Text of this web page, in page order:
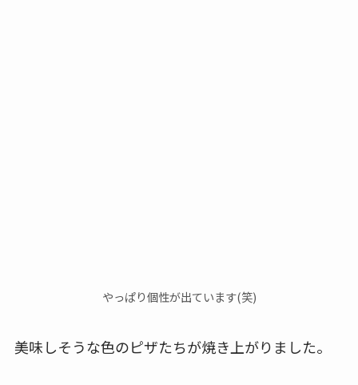
やっぱり個性が出ています(笑)
美味しそうな色のピザたちが焼き上がりました。